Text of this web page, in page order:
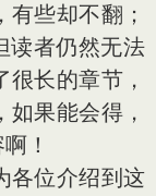
些却不翻；
读者仍然无法
长的章节，
果能会得，
！
各位介绍到这